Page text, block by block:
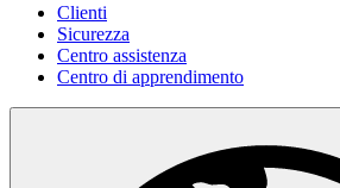
Clienti
Sicurezza
Centro assistenza
Centro di apprendimento